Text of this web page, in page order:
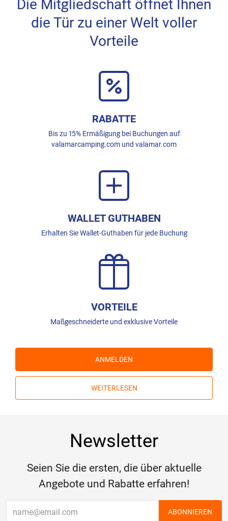
Die Mitgliedschaft öffnet Ihnen
die Tür zu einer Welt voller
Vorteile
RABATTE
Bis zu 15% Ermäßigung bei Buchungen auf
valamarcamping.com und valamar.com
WALLET GUTHABEN
Erhalten Sie Wallet-Guthaben für jede Buchung
VORTEILE
Maßgeschneiderte und exklusive Vorteile
ANMELDEN
WEITERLESEN
Newsletter
Seien Sie die ersten, die über aktuelle
Angebote und Rabatte erfahren!
ABONNIEREN